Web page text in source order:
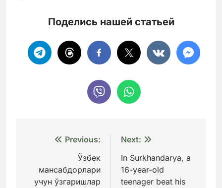
Поделись нашей статьей
Навигация
записям
Previous:
Ўзбек
мансабдорлари
учун ўзгаришлар
Next:
In Surkhandarya, a
16-year-old
teenager beat his